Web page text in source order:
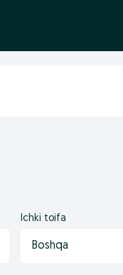
Ichki toifa
Boshqa